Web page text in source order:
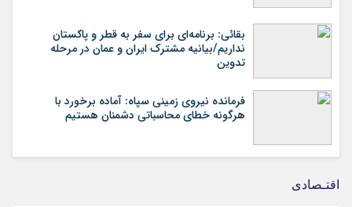
بقائی: برنامه‌ای برای سفر به قطر و پاکستان
نداریم/بیانیه مشترک ایران و عمان در مرحله
تدوین
فرمانده نیروی زمینی سپاه: آماده برخورد با
هرگونه خطای محاسباتی دشمنان هستیم
اقتـصادی